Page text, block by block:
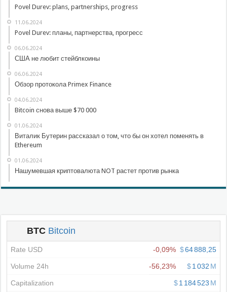
Povel Durev: plans, partnerships, progress
11.06.2024
Povel Durev: планы, партнерства, прогресс
06.06.2024
США не любит стейблкоины
06.06.2024
Обзор протокола Primex Finance
04.06.2024
Bitcoin снова выше $70 000
01.06.2024
Виталик Бутерин рассказал о том, что бы он хотел поменять в
Ethereum
01.06.2024
Нашумевшая криптовалюта NOT растет против рынка